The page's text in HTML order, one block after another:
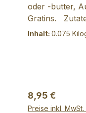
oder -butter,
Gratins.
mediterrane
Inhalt: 0.075
Regulärer Preis:
8,95 €
Preise inkl.